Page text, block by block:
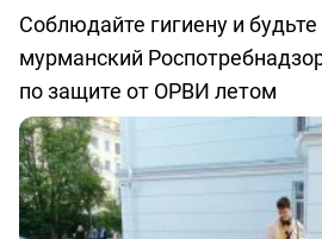
Соблюдайте гигиену и
мурманский
по защите от ОРВИ летом